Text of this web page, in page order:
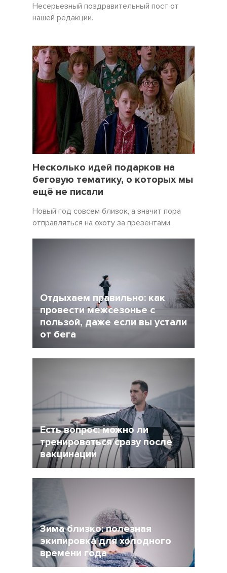
Несерьезный поздравительный пост от
нашей редакции.
Несколько идей подарков на
беговую тематику, о которых мы
ещё не писали
Новый год совсем близок, а значит пора
отправляться на охоту за презентами.
Отдыхаем правильно: как
провести межсезонье с
пользой, даже если вы устали
от бега
сезона у многих возникает вопрос: как
сделать перерыв в беге, но и не растерять
Есть вопрос: можно ли
тренироваться сразу после
вакцинации
стать частью нормальной жизни.
Зима близко: полезная
экипировка для холодного
времени года